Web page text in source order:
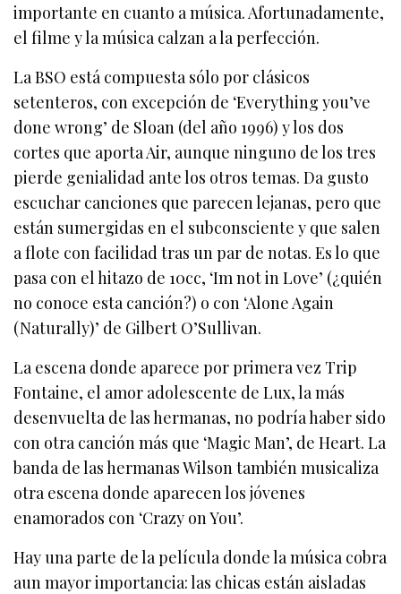
importante en cuanto a música. Afortunadamente,
el filme y la música calzan a la perfección.
La BSO está compuesta sólo por clásicos
setenteros, con excepción de ‘Everything you’ve
done wrong’ de Sloan (del año 1996) y los dos
cortes que aporta Air, aunque ninguno de los tres
pierde genialidad ante los otros temas. Da gusto
escuchar canciones que parecen lejanas, pero que
están sumergidas en el subconsciente y que salen
a flote con facilidad tras un par de notas. Es lo que
pasa con el hitazo de 10cc, ‘Im not in Love’ (¿quién
no conoce esta canción?) o con ‘Alone Again
(Naturally)’ de Gilbert O’Sullivan.
La escena donde aparece por primera vez Trip
Fontaine, el amor adolescente de Lux, la más
desenvuelta de las hermanas, no podría haber sido
con otra canción más que ‘Magic Man’, de Heart. La
banda de las hermanas Wilson también musicaliza
otra escena donde aparecen los jóvenes
enamorados con ‘Crazy on You’.
Hay una parte de la película donde la música cobra
aun mayor importancia: las chicas están aisladas